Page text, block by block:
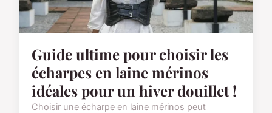
Guide ultime pour choisir les
écharpes en laine mérinos
idéales pour un hiver douillet !
Choisir une écharpe en laine mérinos peut